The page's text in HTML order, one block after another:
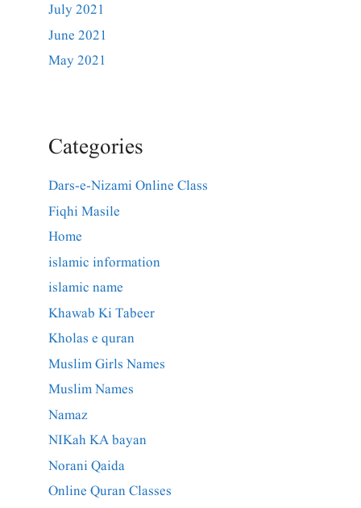
July 2021
June 2021
May 2021
Categories
Dars-e-Nizami Online Class
Fiqhi Masile
Home
islamic information
islamic name
Khawab Ki Tabeer
Kholas e quran
Muslim Girls Names
Muslim Names
Namaz
NIKah KA bayan
Norani Qaida
Online Quran Classes